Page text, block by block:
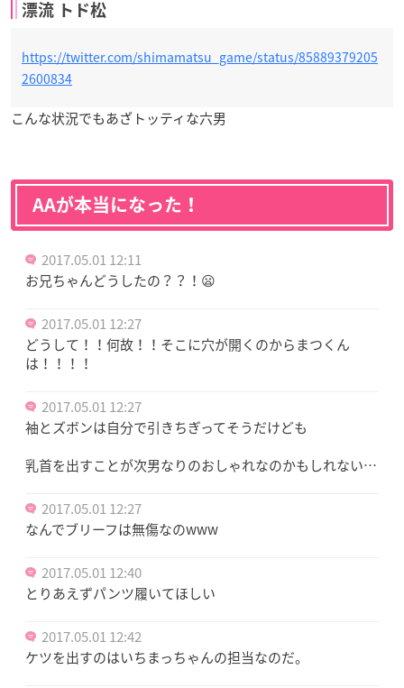
漂流 トド松
https://twitter.com/shimamatsu_game/status/85889379205
2600834
こんな状況でもあざトッティな六男
AAが本当になった！
2017.05.01 12:11
お兄ちゃんどうしたの？？！😦
2017.05.01 12:27
どうして！！何故！！そこに穴が開くのからまつくん
は！！！！
2017.05.01 12:27
袖とズボンは自分で引きちぎってそうだけども
乳首を出すことが次男なりのおしゃれなのかもしれない…
2017.05.01 12:27
なんでブリーフは無傷なのwww
2017.05.01 12:40
とりあえずパンツ履いてほしい
2017.05.01 12:42
ケツを出すのはいちまっちゃんの担当なのだ。